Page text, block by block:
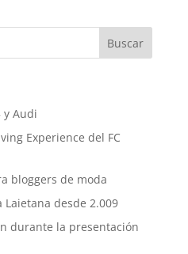
y Audi
Experience del FC
bloggers de moda
desde 2.009
durante la presentación